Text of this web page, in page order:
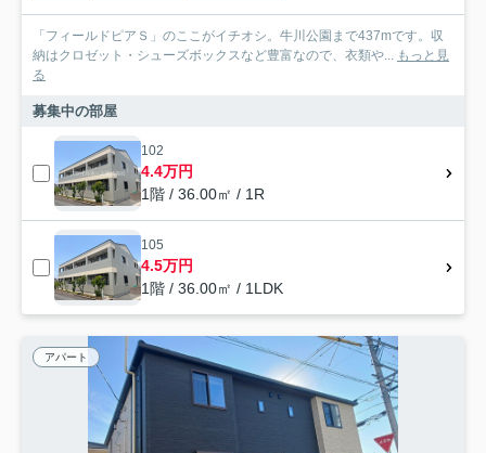
「フィールドピアＳ」のここがイチオシ。牛川公園まで437mです。収
納はクロゼット・シューズボックスなど豊富なので、衣類や... もっと見
る
募集中の部屋
102
4.4万円
1階 / 36.00㎡ / 1R
105
4.5万円
1階 / 36.00㎡ / 1LDK
アパート